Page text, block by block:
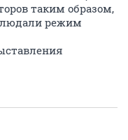
таким образом,
режим